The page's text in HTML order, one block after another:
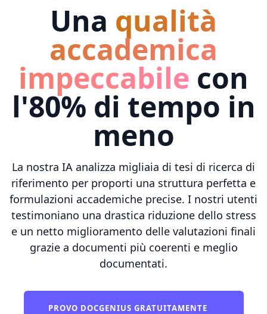
Una qualità
accademica
impeccabile con
l'80% di tempo in
meno
La nostra IA analizza migliaia di tesi di ricerca di
riferimento per proporti una struttura perfetta e
formulazioni accademiche precise. I nostri utenti
testimoniano una drastica riduzione dello stress
e un netto miglioramento delle valutazioni finali
grazie a documenti più coerenti e meglio
documentati.
PROVO DOCGENIUS GRATUITAMENTE